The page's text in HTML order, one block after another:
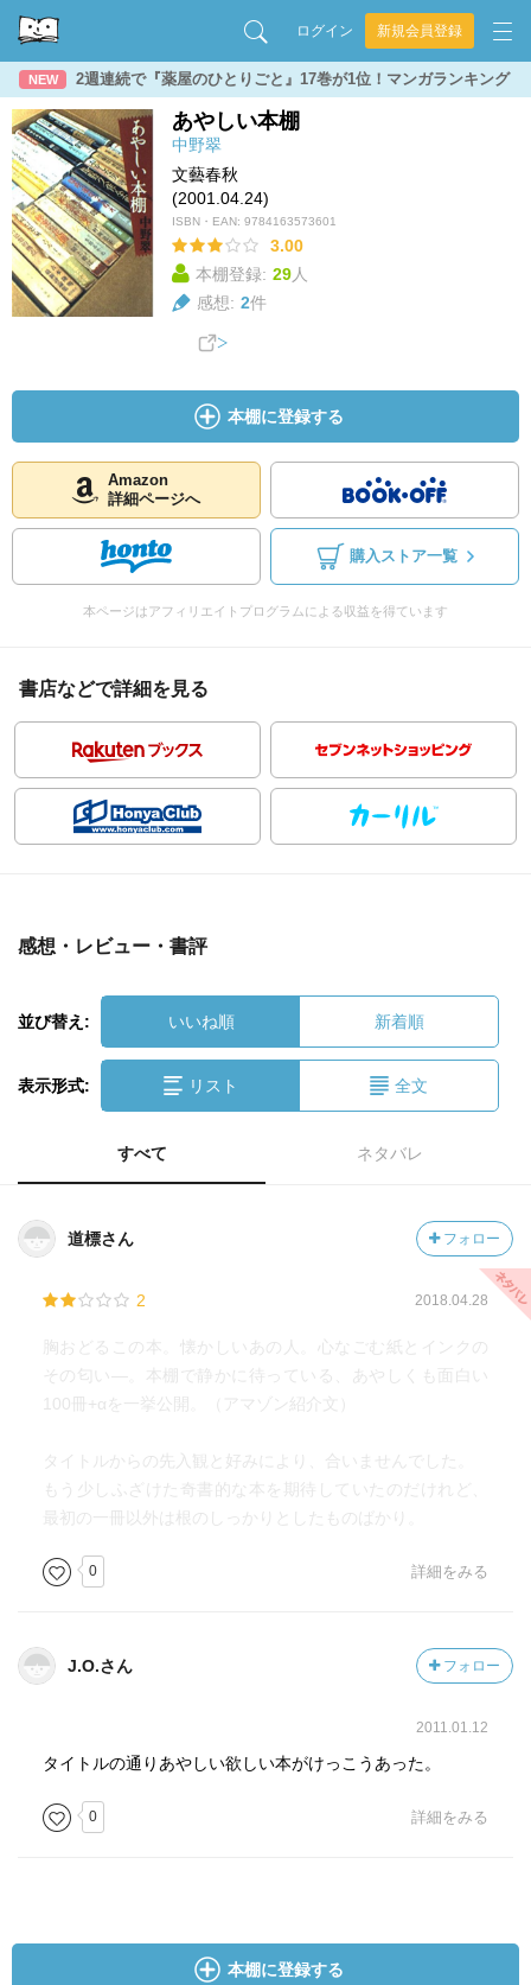
ログイン 新規会員登録
NEW 2週連続で『薬屋のひとりごと』17巻が1位！マンガランキング
あやしい本棚
中野翠
文藝春秋
(2001.04.24)
ISBN・EAN: 9784163573601
3.00
本棚登録: 29人
感想: 2件
本棚に登録する
Amazon
詳細ページへ
購入ストア一覧
本ページはアフィリエイトプログラムによる収益を得ています
書店などで詳細を見る
感想・レビュー・書評
並び替え: いいね順 新着順
表示形式: リスト 全文
すべて ネタバレ
道標さん フォロー
2 2018.04.28
胸おどるこの本。懐かしいあの人。心なごむ紙とインクの
その匂い―。本棚で静かに待っている、あやしくも面白い
100冊+αを一挙公開。（アマゾン紹介文）
タイトルからの先入観と好みにより、合いませんでした。
もう少しふざけた奇書的な本を期待していたのだけれど、
最初の一冊以外は根のしっかりとしたものばかり。
0 詳細をみる
J.O.さん フォロー
2011.01.12
タイトルの通りあやしい欲しい本がけっこうあった。
0 詳細をみる
本棚に登録する